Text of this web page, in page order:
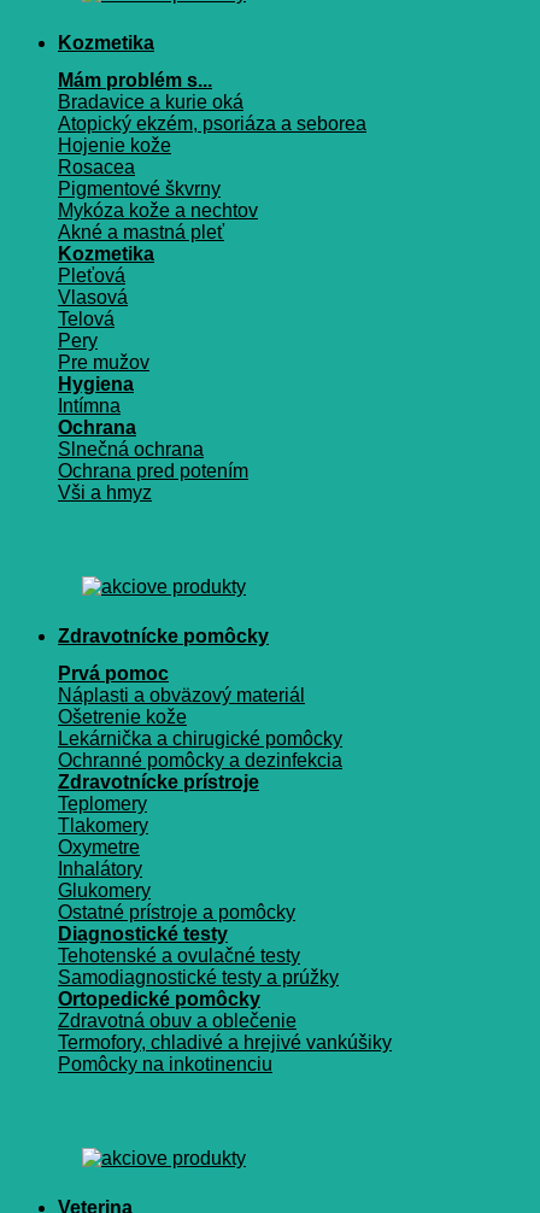
Kozmetika
Mám problém s...
Bradavice a kurie oká
Atopický ekzém, psoriáza a seborea
Hojenie kože
Rosacea
Pigmentové škvrny
Mykóza kože a nechtov
Akné a mastná pleť
Kozmetika
Pleťová
Vlasová
Telová
Pery
Pre mužov
Hygiena
Intímna
Ochrana
Slnečná ochrana
Ochrana pred potením
Vši a hmyz
Zdravotnícke pomôcky
Prvá pomoc
Náplasti a obväzový materiál
Ošetrenie kože
Lekárnička a chirugické pomôcky
Ochranné pomôcky a dezinfekcia
Zdravotnícke prístroje
Teplomery
Tlakomery
Oxymetre
Inhalátory
Glukomery
Ostatné prístroje a pomôcky
Diagnostické testy
Tehotenské a ovulačné testy
Samodiagnostické testy a prúžky
Ortopedické pomôcky
Zdravotná obuv a oblečenie
Termofory, chladivé a hrejivé vankúšiky
Pomôcky na inkotinenciu
Veterina